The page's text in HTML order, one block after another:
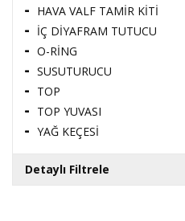
HAVA VALF TAMİR KİTİ
İÇ DİYAFRAM TUTUCU
O-RİNG
SUSUTURUCU
TOP
TOP YUVASI
YAĞ KEÇESİ
Detaylı Filtrele